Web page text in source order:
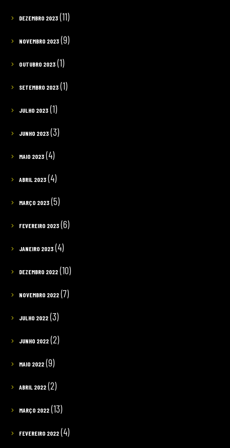
DEZEMBRO 2023(11)
NOVEMBRO 2023(9)
OUTUBRO 2023(1)
SETEMBRO 2023(1)
JULHO 2023(1)
JUNHO 2023(3)
MAIO 2023(4)
ABRIL 2023(4)
MARÇO 2023(5)
FEVEREIRO 2023(6)
JANEIRO 2023(4)
DEZEMBRO 2022(10)
NOVEMBRO 2022(7)
JULHO 2022(3)
JUNHO 2022(2)
MAIO 2022(9)
ABRIL 2022(2)
MARÇO 2022(13)
FEVEREIRO 2022(4)